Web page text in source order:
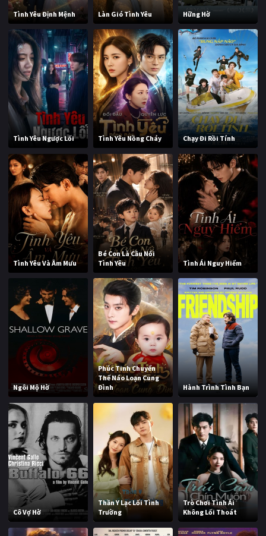
Tình Yêu Định Mệnh Làn Gió Tình Yêu Hững Hờ
Tình Yêu Ngược Lối Tình Yêu Nồng Cháy Chạy Đi Rồi Tính
Tình Yêu Và Âm Mưu
Bé Con Là Cầu Nối
Tình Yêu
Tình Ái Nguy Hiểm
Ngôi Mộ Hờ
Phúc Tinh Chuyển
Thế Náo Loạn Cung
Đình
Hành Trình Tình Bạn
Cô Vợ Hờ
Thần Y Lạc Lối Tình
Trường
Trò Chơi Tình Ái
Không Lối Thoát